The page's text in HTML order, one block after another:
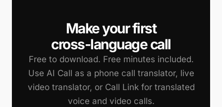
Make your first
cross-language call
Free to download. Free minutes included.
Use AI Call as a phone call translator, live
video translator, or Call Link for translated
voice and video calls.